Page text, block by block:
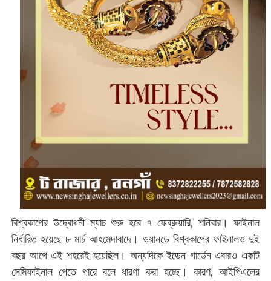
বিশ্বকাপের উদ্বোধনী ম্যাচ শুরু হবে ৭ ফেব্রুয়ারি, শনিবার। ফাইনাল
নির্ধারিত হয়েছে ৮ মার্চ আহমেদাবাদে। ওয়ানডে বিশ্বকাপের ফাইনালও দুই
বছর আগে এই শহরেই হয়েছিল। অন্যদিকে ইডেন গার্ডেন এবারও একটি
সেমিফাইনাল পেতে পারে বলে ধারণা করা হচ্ছে। কারণ, আইপিএলের